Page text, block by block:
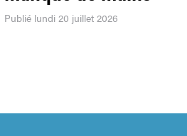
Publié lundi 20 juillet 2026